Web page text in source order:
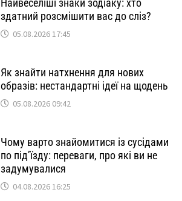
Найвеселіші знаки зодіаку: хто
здатний розсмішити вас до сліз?
05.08.2026 17:45
Як знайти натхнення для нових
образів: нестандартні ідеї на щодень
05.08.2026 09:42
Чому варто знайомитися із сусідами
по під’їзду: переваги, про які ви не
задумувалися
04.08.2026 16:25